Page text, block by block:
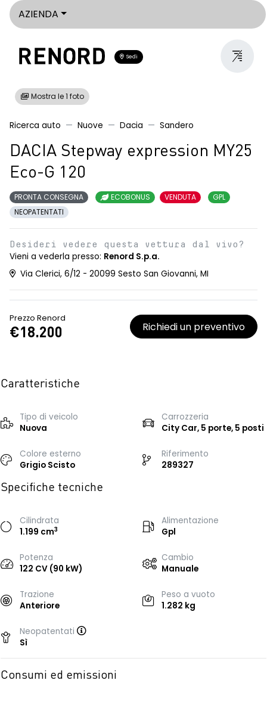
AZIENDA
Sedi
Mostra le 1 foto
Ricerca auto Nuove Dacia Sandero
DACIA Stepway expression MY25
Eco-G 120
PRONTA CONSEGNA ECOBONUS VENDUTA
GPL
NEOPATENTATI
Desideri vedere questa vettura dal vivo?
Vieni a vederla presso: Renord S.p.a.
Via Clerici, 6/12 - 20099 Sesto San Giovanni, MI
Prezzo Renord
€18.200 Richiedi un preventivo
Caratteristiche
Tipo di veicolo
Nuova
Carrozzeria
City Car, 5 porte, 5 posti
Colore esterno
Grigio Scisto
Riferimento
289327
Specifiche tecniche
Cilindrata
1.199 cm3
Alimentazione
Gpl
Potenza
122 CV (90 kW)
Cambio
Manuale
Trazione
Anteriore
Peso a vuoto
1.282 kg
Neopatentati
Sì
Consumi ed emissioni